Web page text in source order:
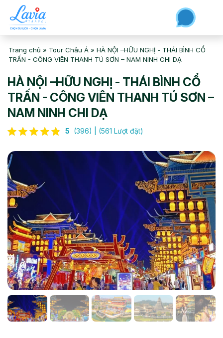
Trang chủ » Tour Châu Á » HÀ NỘI –HỮU NGHỊ - THÁI BÌNH CỔ
TRẤN - CÔNG VIÊN THANH TÚ SƠN – NAM NINH CHI DẠ
HÀ NỘI –HỮU NGHỊ - THÁI BÌNH CỔ
TRẤN - CÔNG VIÊN THANH TÚ SƠN –
NAM NINH CHI DẠ
5 (396) | (561 Lượt đặt)